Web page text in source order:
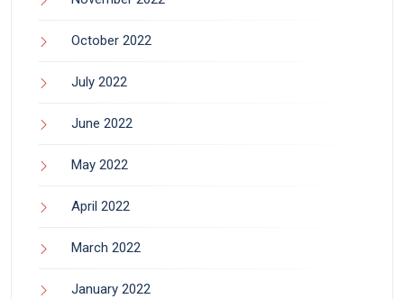
October 2022
July 2022
June 2022
May 2022
April 2022
March 2022
January 2022